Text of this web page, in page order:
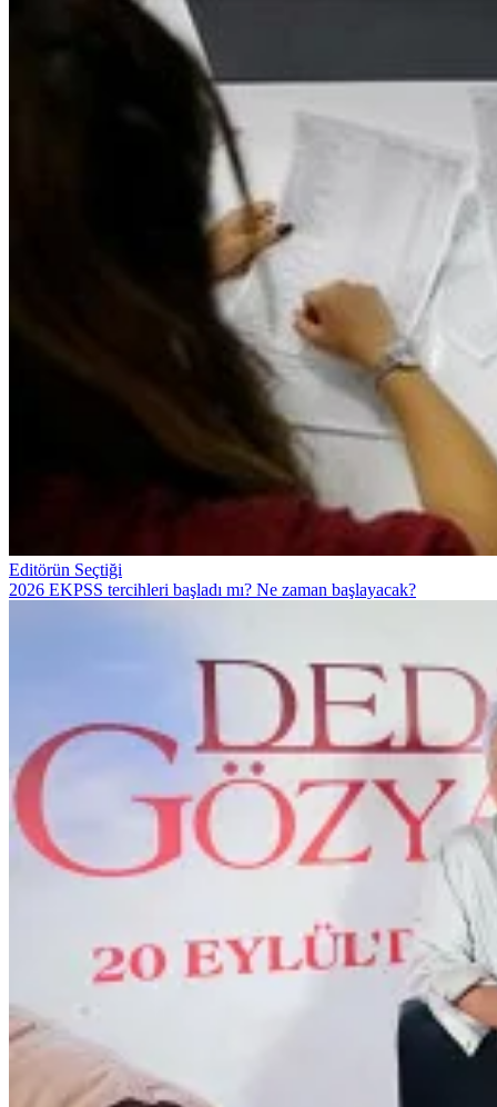
Editörün Seçtiği
2026 EKPSS tercihleri başladı mı? Ne zaman başlayacak?